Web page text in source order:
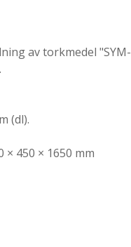
av torkmedel
(dl).
450 × 1650 mm